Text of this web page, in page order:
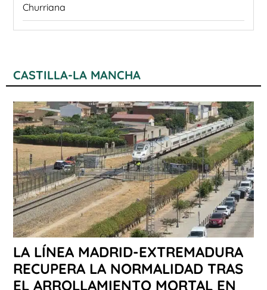
Churriana
CASTILLA-LA MANCHA
LA LÍNEA MADRID-EXTREMADURA
RECUPERA LA NORMALIDAD TRAS
EL ARROLLAMIENTO MORTAL EN